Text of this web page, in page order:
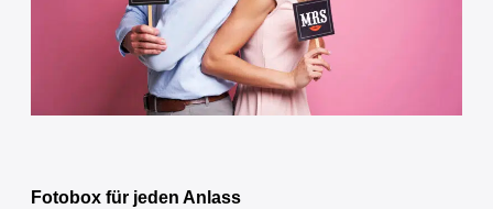
Fotobox für jeden Anlass